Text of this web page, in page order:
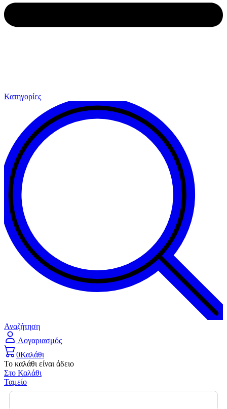
Κατηγορίες
Αναζήτηση
Λογαριασμός
0Καλάθι
Το καλάθι είναι άδειο
Στο Καλάθι
Ταμείο